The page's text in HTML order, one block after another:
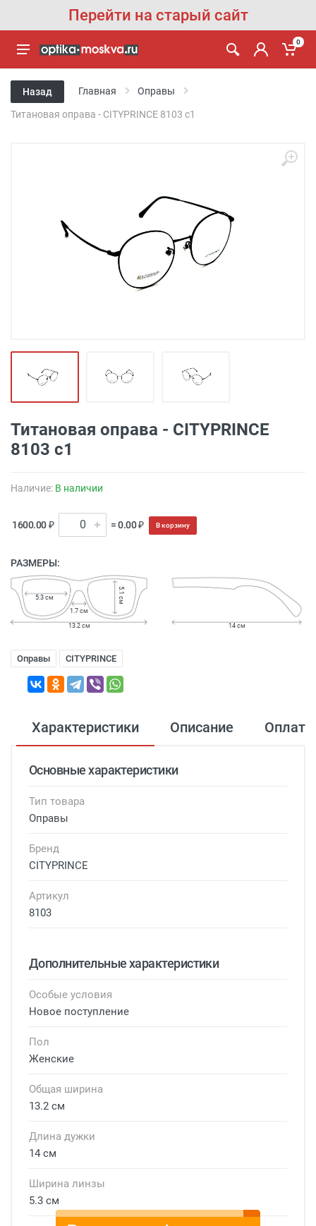
Перейти на старый сайт
0
Назад Главная Оправы
Титановая оправа - CITYPRINCE 8103 с1
Титановая оправа - CITYPRINCE
8103 с1
Наличие: В наличии
1600.00 ₽ = 0.00 ₽ В корзину
РАЗМЕРЫ:
1.7 см
5.3 см 5.1 см
13.2 см 14 см
Оправы CITYPRINCE
Характеристики Описание Оплата
Основные характеристики
Тип товара
Оправы
Бренд
CITYPRINCE
Артикул
8103
Дополнительные характеристики
Особые условия
Новое поступление
Пол
Женские
Общая ширина
13.2 см
Длина дужки
14 см
Ширина линзы
5.3 см